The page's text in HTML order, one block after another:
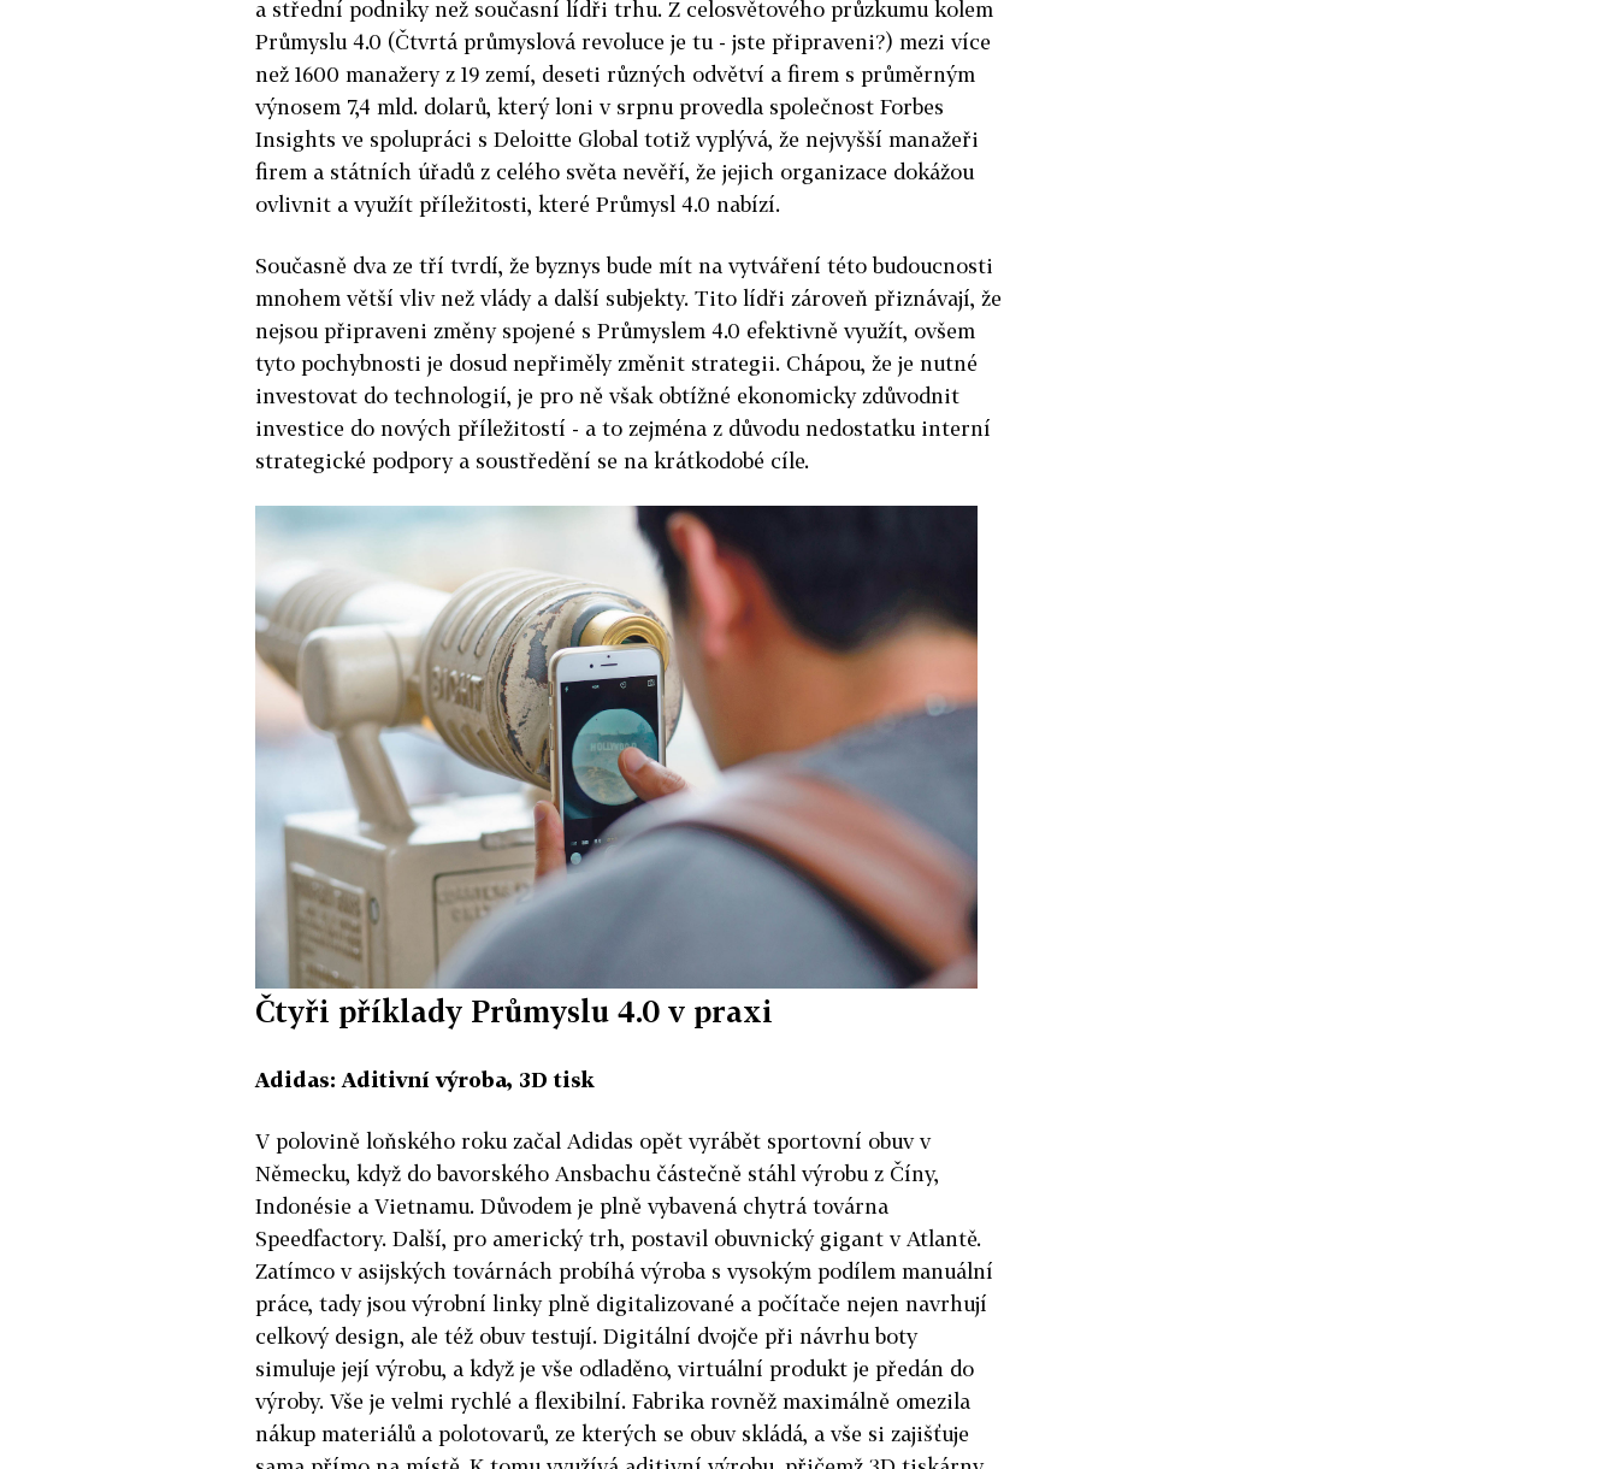
a střední podniky než současní lídři trhu. Z celosvětového průzkumu kolem
Průmyslu 4.0 (Čtvrtá průmyslová revoluce je tu - jste připraveni?) mezi více
než 1600 manažery z 19 zemí, deseti různých odvětví a firem s průměrným
výnosem 7,4 mld. dolarů, který loni v srpnu provedla společnost Forbes
Insights ve spolupráci s Deloitte Global totiž vyplývá, že nejvyšší manažeři
firem a státních úřadů z celého světa nevěří, že jejich organizace dokážou
ovlivnit a využít příležitosti, které Průmysl 4.0 nabízí.
Současně dva ze tří tvrdí, že byznys bude mít na vytváření této budoucnosti
mnohem větší vliv než vlády a další subjekty. Tito lídři zároveň přiznávají, že
nejsou připraveni změny spojené s Průmyslem 4.0 efektivně využít, ovšem
tyto pochybnosti je dosud nepřiměly změnit strategii. Chápou, že je nutné
investovat do technologií, je pro ně však obtížné ekonomicky zdůvodnit
investice do nových příležitostí - a to zejména z důvodu nedostatku interní
strategické podpory a soustředění se na krátkodobé cíle.
Čtyři příklady Průmyslu 4.0 v praxi
Adidas: Aditivní výroba, 3D tisk
V polovině loňského roku začal Adidas opět vyrábět sportovní obuv v
Německu, když do bavorského Ansbachu částečně stáhl výrobu z Číny,
Indonésie a Vietnamu. Důvodem je plně vybavená chytrá továrna
Speedfactory. Další, pro americký trh, postavil obuvnický gigant v Atlantě.
Zatímco v asijských továrnách probíhá výroba s vysokým podílem manuální
práce, tady jsou výrobní linky plně digitalizované a počítače nejen navrhují
celkový design, ale též obuv testují. Digitální dvojče při návrhu boty
simuluje její výrobu, a když je vše odladěno, virtuální produkt je předán do
výroby. Vše je velmi rychlé a flexibilní. Fabrika rovněž maximálně omezila
nákup materiálů a polotovarů, ze kterých se obuv skládá, a vše si zajišťuje